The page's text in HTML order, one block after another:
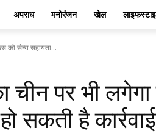
अपराध मनोरंजन खेल
को सैन्य सहायता...
चीन पर भी
सकती है कार्रवाई